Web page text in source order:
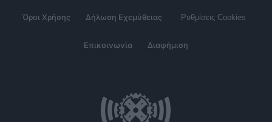
Όροι Χρήσης Δήλωση Εχεμύθειας Ρυθμίσεις Cookies
Επικοινωνία Διαφήμιση